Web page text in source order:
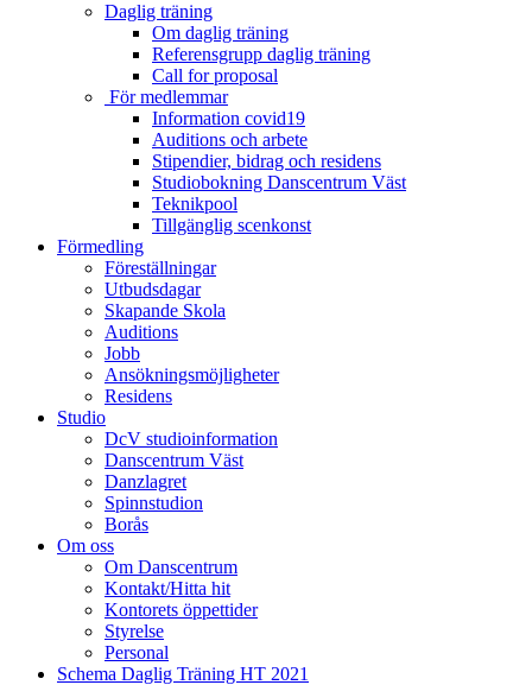
Daglig träning
Om daglig träning
Referensgrupp daglig träning
Call for proposal
För medlemmar
Information covid19
Auditions och arbete
Stipendier, bidrag och residens
Studiobokning Danscentrum Väst
Teknikpool
Tillgänglig scenkonst
Förmedling
Föreställningar
Utbudsdagar
Skapande Skola
Auditions
Jobb
Ansökningsmöjligheter
Residens
Studio
DcV studioinformation
Danscentrum Väst
Danzlagret
Spinnstudion
Borås
Om oss
Om Danscentrum
Kontakt/Hitta hit
Kontorets öppettider
Styrelse
Personal
Schema Daglig Träning HT 2021